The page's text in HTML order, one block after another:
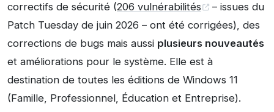
correctifs de sécurité (206 vulnérabilités
– issues du
Patch Tuesday de juin 2026 – ont été corrigées), des
corrections de bugs mais aussi plusieurs nouveautés
et améliorations pour le système. Elle est à
destination de toutes les éditions de Windows 11
(Famille, Professionnel, Éducation et Entreprise).